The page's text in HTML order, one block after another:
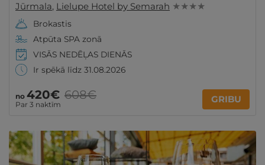
Jūrmala, Lielupe Hotel by Semarah ★ ★ ★ ★
Brokastis
Atpūta SPA zonā
VISĀS NEDĒĻAS DIENĀS
Ir spēkā līdz 31.08.2026
no 420€
Par 3 naktīm
608€ GRIBU